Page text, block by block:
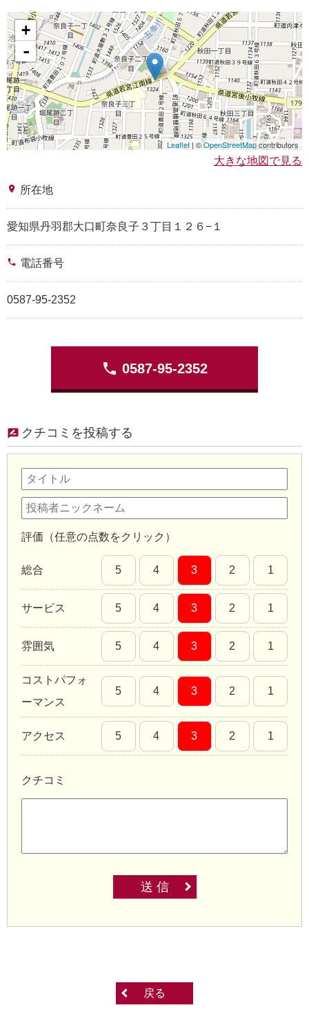
+
-
Leaflet | ©OpenStreetMapcontributors
大きな地図で見る
place 所在地
愛知県丹羽郡大口町奈良子３丁目１２６−１
phone 電話番号
0587-95-2352
phone 0587-95-2352
クチコミを投稿する
評価（任意の点数をクリック）
総合 5 4 3 2 1
サービス 5 4 3 2 1
雰囲気 5 4 3 2 1
コストパフォ
ーマンス
5 4 3 2 1
アクセス 5 4 3 2 1
クチコミ
送 信
戻る